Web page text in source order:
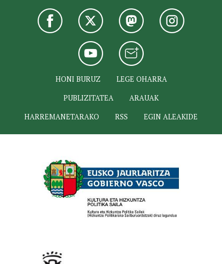
HONI BURUZ
LEGE OHARRA
PUBLIZITATEA
ARAUAK
HARREMANETARAKO
RSS EGIN ALEAKIDE